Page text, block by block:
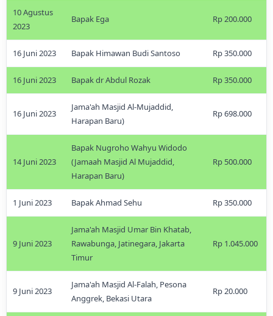
10 Agustus
2023
Bapak Ega Rp 200.000
16 Juni 2023 Bapak Himawan Budi Santoso Rp 350.000
16 Juni 2023 Bapak dr Abdul Rozak Rp 350.000
16 Juni 2023
Jama'ah Masjid Al-Mujaddid,
Harapan Baru)
Rp 698.000
14 Juni 2023
Bapak Nugroho Wahyu Widodo
(Jamaah Masjid Al Mujaddid,
Harapan Baru)
Rp 500.000
1 Juni 2023 Bapak Ahmad Sehu Rp 350.000
9 Juni 2023
Jama'ah Masjid Umar Bin Khatab,
Rawabunga, Jatinegara, Jakarta
Timur
Rp 1.045.000
9 Juni 2023
Jama'ah Masjid Al-Falah, Pesona
Anggrek, Bekasi Utara
Rp 20.000